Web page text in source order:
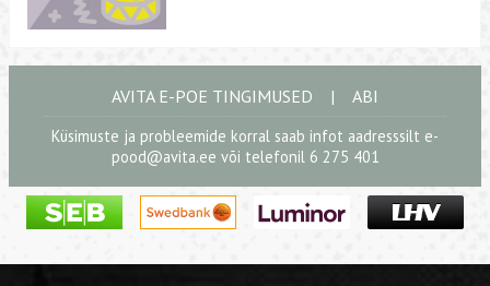
AVITA E-POE TINGIMUSED | ABI
Küsimuste ja probleemide korral saab infot aadresssilt e-
pood@avita.ee või telefonil 6 275 401